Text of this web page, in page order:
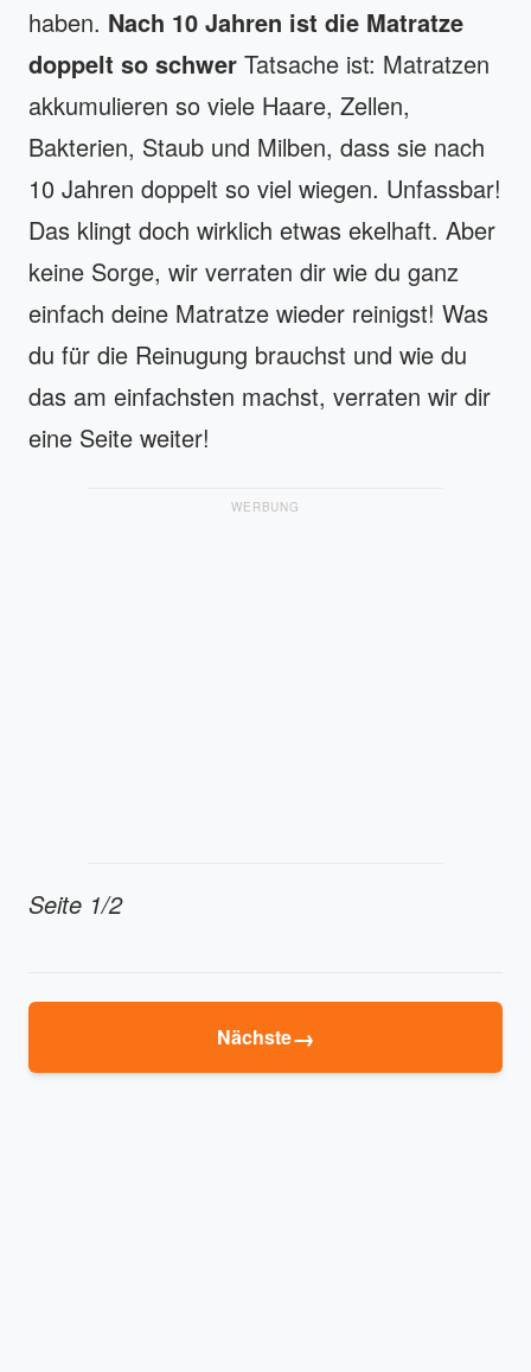
haben. Nach 10 Jahren ist die Matratze
doppelt so schwer Tatsache ist: Matratzen
akkumulieren so viele Haare, Zellen,
Bakterien, Staub und Milben, dass sie nach
10 Jahren doppelt so viel wiegen. Unfassbar!
Das klingt doch wirklich etwas ekelhaft. Aber
keine Sorge, wir verraten dir wie du ganz
einfach deine Matratze wieder reinigst! Was
du für die Reinugung brauchst und wie du
das am einfachsten machst, verraten wir dir
eine Seite weiter!
WERBUNG
Seite 1/2
Nächste→